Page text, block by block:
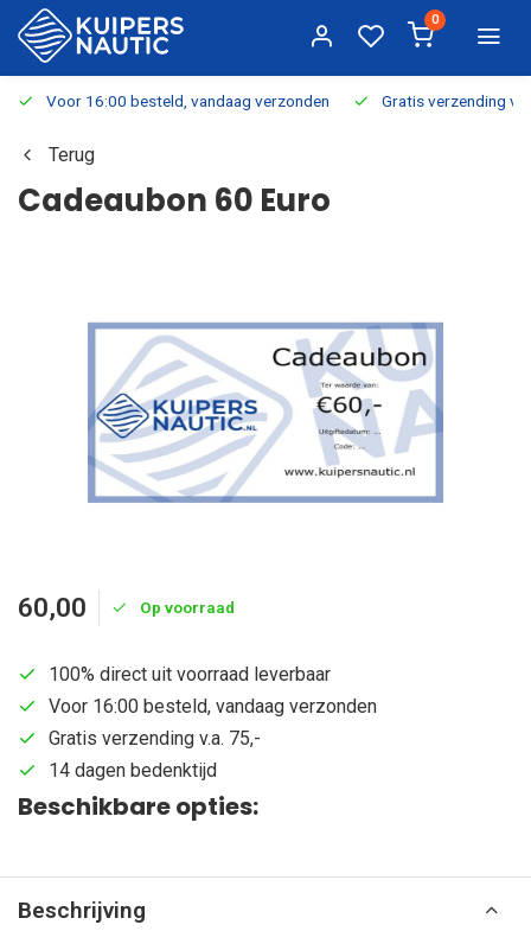
0
Voor 16:00 besteld, vandaag verzonden Gratis verzending
Terug
Cadeaubon 60 Euro
60,00 Op voorraad
100% direct uit voorraad leverbaar
Voor 16:00 besteld, vandaag verzonden
Gratis verzending v.a. 75,-
14 dagen bedenktijd
Beschikbare opties:
Beschrijving